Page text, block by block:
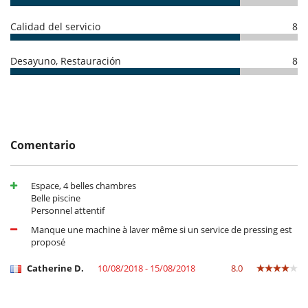
Seminyak 14 km
Canggu 22 km
Ubud 40 km
Electrodoméstico
Microondas
Plancha
Secadora
En el exterior
Barbacoa
Barbacoa de gas
Parking
Equipos, instalaciones, eventos
Caja fuerte
Calidad del servicio 8
Desayuno, Restauración 8
Comentario
Espace, 4 belles chambres
Belle piscine
Personnel attentif
Manque une machine à laver même si un service de pressing est
proposé
Catherine D. 10/08/2018 - 15/08/2018 8.0